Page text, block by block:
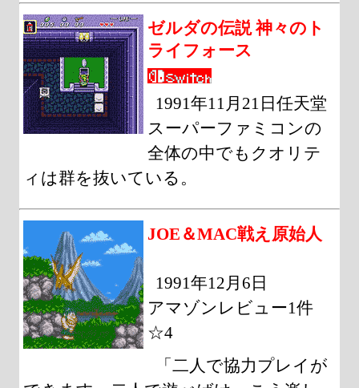
ゼルダの伝説 神々のト
ライフォース
1991年11月21日任天堂
スーパーファミコンの
全体の中でもクオリテ
ィは群を抜いている。
JOE＆MAC戦え原始人
1991年12月6日
アマゾンレビュー1件
☆4
「二人で協力プレイが